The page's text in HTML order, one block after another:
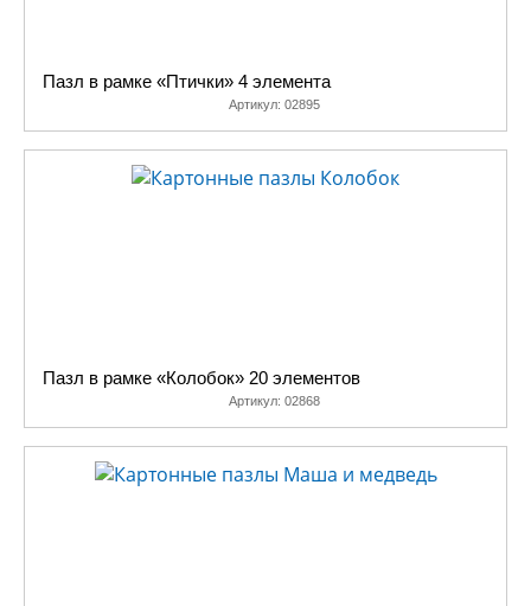
Пазл в рамке «Птички» 4 элемента
Артикул: 02895
Пазл в рамке «Колобок» 20 элементов
Артикул: 02868